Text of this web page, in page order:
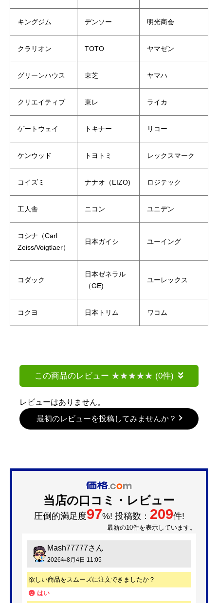
キングジム デンソー 明光商会
クラリオン TOTO ヤマゼン
グリーンハウス 東芝 ヤマハ
クリエイティブ 東レ ライカ
ゲートウェイ トキナー リコー
ケンウッド トヨトミ レックスマーク
コイズミ ナナオ（EIZO) ロジテック
工人舎 ニコン ユニデン
コシナ（Carl
Zeiss/Voigtlaer）
日本ガイシ ユーイング
コダック
日本ゼネラル
（GE)
ユーレックス
コクヨ 日本トリム ワコム
この商品のレビュー (0件)
レビューはありません。
最初のレビューを投稿してみませんか？
当店の口コミ・レビュー
圧倒的満足度97%! 投稿数： 209件!
最新の10件を表示しています。
Mash77777さん
2026年8月4日 11:05
欲しい商品をスムーズに注文できましたか？
はい